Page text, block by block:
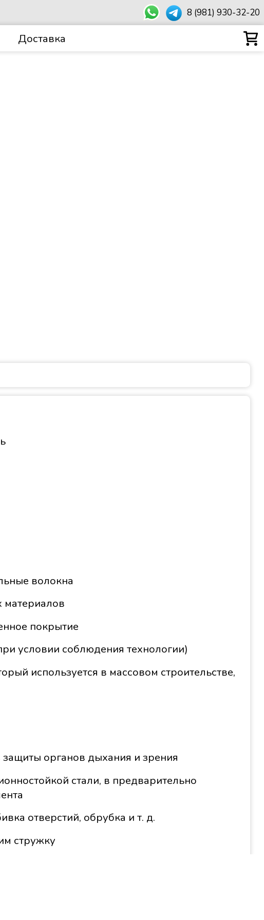
8 (981) 930-32-20
Доставка
волокна
материалов
покрытие
условии соблюдения технологии)
используется в массовом строительстве,
органов дыхания и зрения
стали, в предварительно
отверстий, обрубка и т. д.
стружку